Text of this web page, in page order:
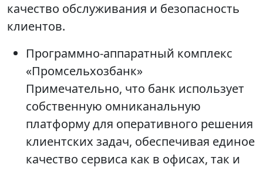
качество обслуживания и безопасность
клиентов.
Программно-аппаратный комплекс
«Промсельхозбанк»
Примечательно, что банк использует
собственную омниканальную
платформу для оперативного решения
клиентских задач, обеспечивая единое
качество сервиса как в офисах, так и